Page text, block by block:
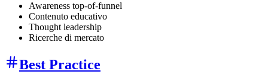
Awareness top-of-funnel
Contenuto educativo
Thought leadership
Ricerche di mercato
Best Practice